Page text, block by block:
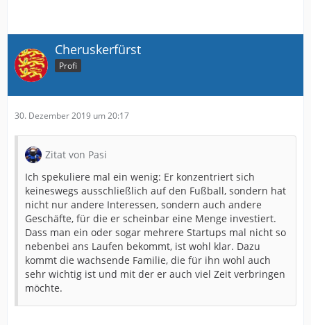
Cheruskerfürst
Profi
30. Dezember 2019 um 20:17
Zitat von Pasi
Ich spekuliere mal ein wenig: Er konzentriert sich
keineswegs ausschließlich auf den Fußball, sondern hat
nicht nur andere Interessen, sondern auch andere
Geschäfte, für die er scheinbar eine Menge investiert.
Dass man ein oder sogar mehrere Startups mal nicht so
nebenbei ans Laufen bekommt, ist wohl klar. Dazu
kommt die wachsende Familie, die für ihn wohl auch
sehr wichtig ist und mit der er auch viel Zeit verbringen
möchte.